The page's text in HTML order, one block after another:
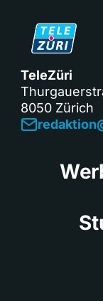
TeleZüri
8050 Zürich